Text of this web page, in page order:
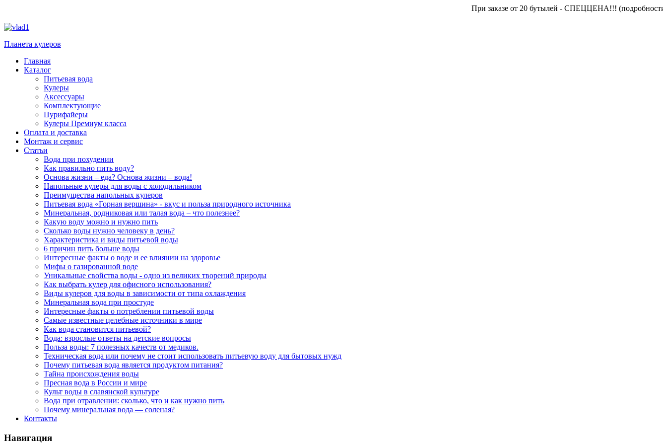
При заказе от 20 бутылей - СПЕЦЦЕНА!!! (подробности у
Планета кулеров
Главная
Каталог
Питьевая вода
Кулеры
Аксессуары
Комплектующие
Пурифайеры
Кулеры Премиум класса
Оплата и доставка
Монтаж и сервис
Статьи
Вода при похудении
Как правильно пить воду?
Основа жизни – еда? Основа жизни – вода!
Напольные кулеры для воды с холодильником
Преимущества напольных кулеров
Питьевая вода «Горная вершина» - вкус и польза природного источника
Минеральная, родниковая или талая вода – что полезнее?
Какую воду можно и нужно пить
Сколько воды нужно человеку в день?
Характеристика и виды питьевой воды
6 причин пить больше воды
Интересные факты о воде и ее влиянии на здоровье
Мифы о газированной воде
Уникальные свойства воды - одно из великих творений природы
Как выбрать кулер для офисного использования?
Виды кулеров для воды в зависимости от типа охлаждения
Минеральная вода при простуде
Интересные факты о потреблении питьевой воды
Самые известные целебные источники в мире
Как вода становится питьевой?
Вода: взрослые ответы на детские вопросы
Польза воды: 7 полезных качеств от медиков.
Техническая вода или почему не стоит использовать питьевую воду для бытовых нужд
Почему питьевая вода является продуктом питания?
Тайна происхождения воды
Пресная вода в России и мире
Культ воды в славянской культуре
Вода при отравлении: сколько, что и как нужно пить
Почему минеральная вода — соленая?
Контакты
Навигация